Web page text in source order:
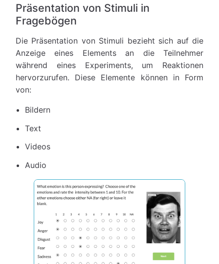
Präsentation von Stimuli in
Fragebögen
Die Präsentation von Stimuli bezieht sich auf die
Anzeige eines Elements an die Teilnehmer
während eines Experiments, um Reaktionen
hervorzurufen. Diese Elemente können in Form
von:
Bildern
Text
Videos
Audio